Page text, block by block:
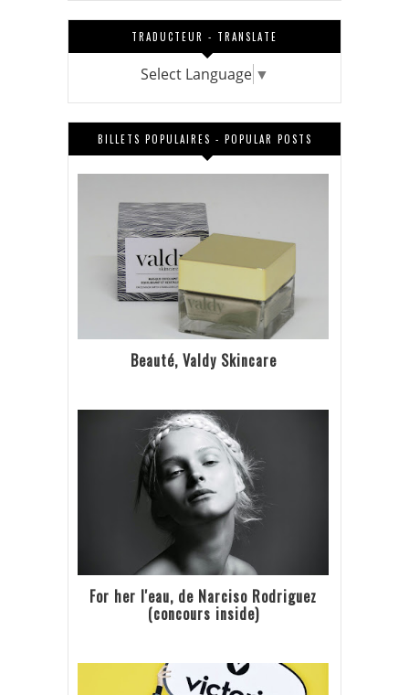
TRADUCTEUR - TRANSLATE
Select Language ▼
BILLETS POPULAIRES - POPULAR POSTS
Beauté, Valdy Skincare
For her l'eau, de Narciso Rodriguez
(concours inside)